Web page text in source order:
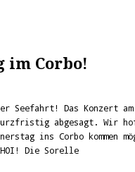
im Corbo!
Seefahrt! Das Konzert
abgesagt. Wir
ins Corbo kommen
Die Sorelle